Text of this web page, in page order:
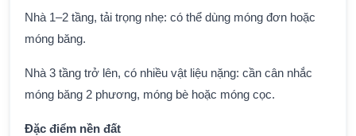
Nhà 1–2 tầng, tải trọng nhẹ: có thể dùng móng đơn hoặc
móng băng.
Nhà 3 tầng trở lên, có nhiều vật liệu nặng: cần cân nhắc
móng băng 2 phương, móng bè hoặc móng cọc.
Đặc điểm nền đất